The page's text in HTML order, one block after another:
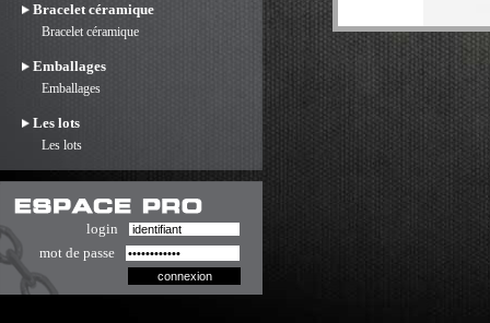
Bracelet céramique
Bracelet céramique
Emballages
Emballages
Les lots
Les lots
login
mot de passe